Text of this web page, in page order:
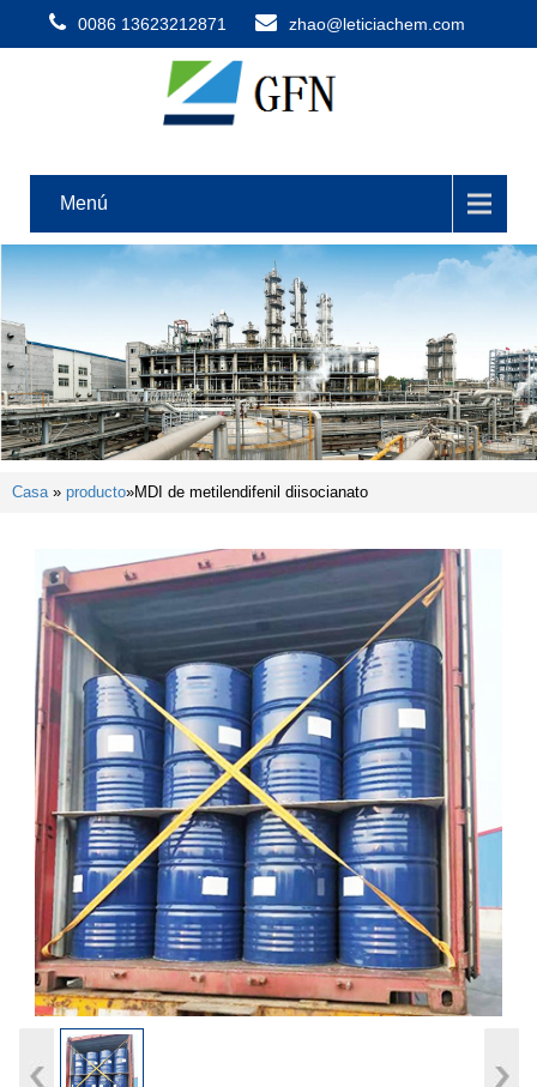
0086 13623212871 zhao@leticiachem.com
Menú
Casa » producto»MDI de metilendifenil diisocianato